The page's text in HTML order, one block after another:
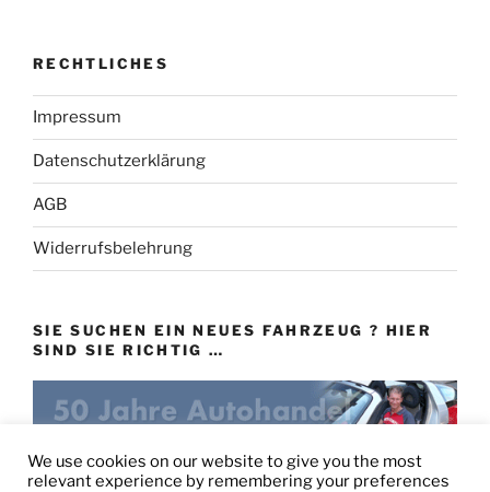
RECHTLICHES
Impressum
Datenschutzerklärung
AGB
Widerrufsbelehrung
SIE SUCHEN EIN NEUES FAHRZEUG ? HIER
SIND SIE RICHTIG …
eu-autovertrieb.de
We use cookies on our website to give you the most
relevant experience by remembering your preferences